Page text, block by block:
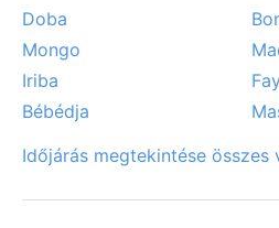
Doba
Mongo
Iriba
Bébédja
Időjárás megtekintése összes